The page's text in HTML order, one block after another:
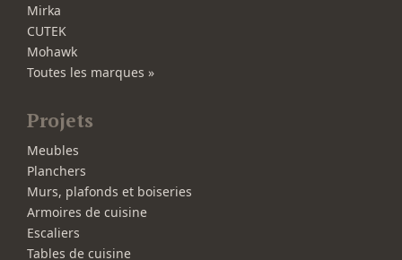
Mirka
CUTEK
Mohawk
Toutes les marques »
Projets
Meubles
Planchers
Murs, plafonds et boiseries
Armoires de cuisine
Escaliers
Tables de cuisine